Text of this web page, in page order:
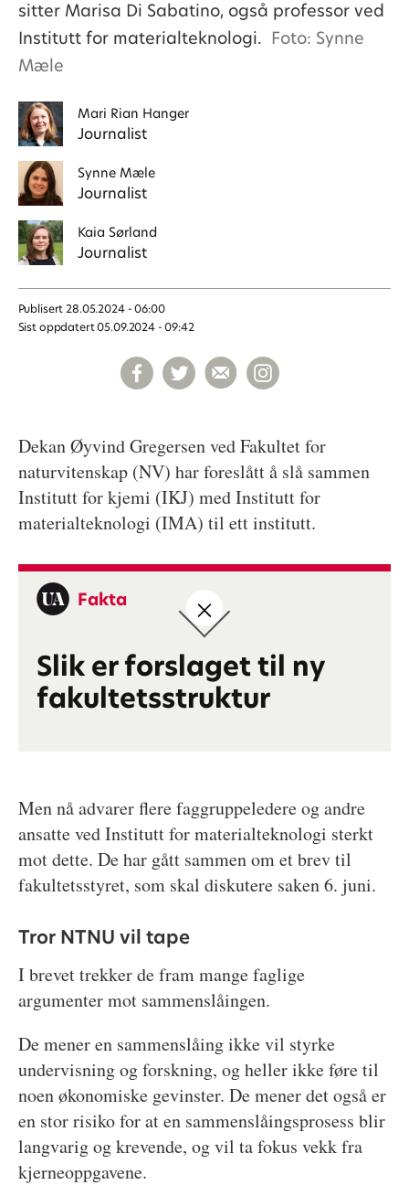
sitter Marisa Di Sabatino, også professor ved
Institutt for materialteknologi. Foto: Synne
Mæle
Mari Rian Hanger
Journalist
Synne Mæle
Journalist
Kaia Sørland
Journalist
Publisert 28.05.2024 - 06:00
Sist oppdatert
05.09.2024 - 09:42
Dekan Øyvind Gregersen ved Fakultet for
naturvitenskap (NV) har foreslått å slå sammen
Institutt for kjemi (IKJ) med Institutt for
materialteknologi (IMA) til ett institutt.
Fakta
Slik er forslaget til ny
fakultetsstruktur
Men nå advarer flere faggruppeledere og andre
ansatte ved Institutt for materialteknologi sterkt
mot dette. De har gått sammen om et brev til
fakultetsstyret, som skal diskutere saken 6. juni.
Tror NTNU vil tape
I brevet trekker de fram mange faglige
argumenter mot sammenslåingen.
De mener en sammenslåing ikke vil styrke
undervisning og forskning, og heller ikke føre til
noen økonomiske gevinster. De mener det også er
en stor risiko for at en sammenslåingsprosess blir
langvarig og krevende, og vil ta fokus vekk fra
kjerneoppgavene.